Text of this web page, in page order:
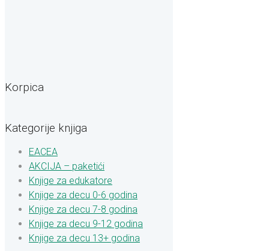
Korpica
Kategorije knjiga
EACEA
AKCIJA – paketići
Knjige za edukatore
Knjige za decu 0-6 godina
Knjige za decu 7-8 godina
Knjige za decu 9-12 godina
Knjige za decu 13+ godina